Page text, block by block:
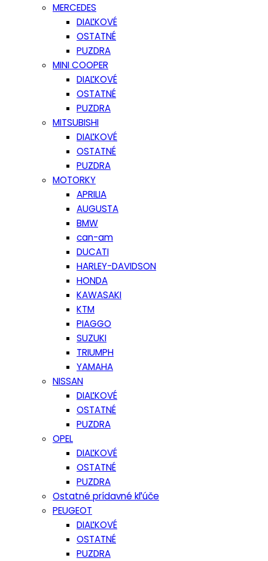
MERCEDES
DIAĽKOVÉ
OSTATNÉ
PUZDRA
MINI COOPER
DIAĽKOVÉ
OSTATNÉ
PUZDRA
MITSUBISHI
DIAĽKOVÉ
OSTATNÉ
PUZDRA
MOTORKY
APRILIA
AUGUSTA
BMW
can-am
DUCATI
HARLEY-DAVIDSON
HONDA
KAWASAKI
KTM
PIAGGO
SUZUKI
TRIUMPH
YAMAHA
NISSAN
DIAĽKOVÉ
OSTATNÉ
PUZDRA
OPEL
DIAĽKOVÉ
OSTATNÉ
PUZDRA
Ostatné prídavné kľúče
PEUGEOT
DIAĽKOVÉ
OSTATNÉ
PUZDRA